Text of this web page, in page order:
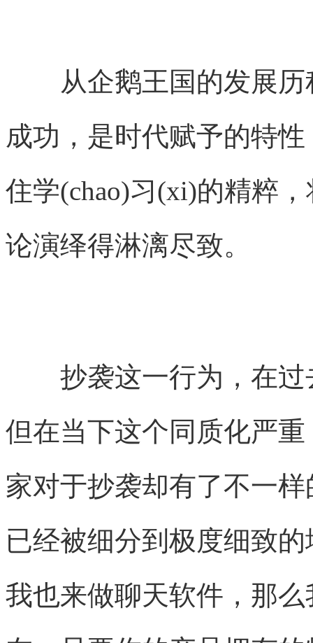
从企鹅王国的发展历
成功，是时代赋予的特
住学(chao)习(xi)的精粹
论演绎得淋漓尽致。
抄袭这一行为，在过
但在当下这个同质化严
家对于抄袭却有了不一
已经被细分到极度细致
我也来做聊天软件，那